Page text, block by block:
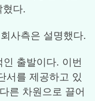
혔다.
사측은 설명했다.
출발이다. 이번
서를 제공하고 있
른 차원으로 끌어